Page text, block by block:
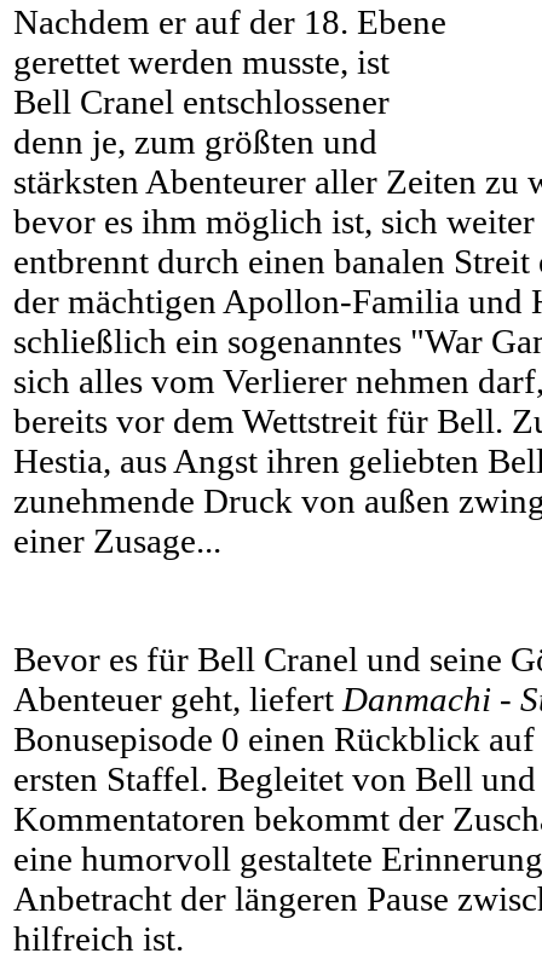
Nachdem er auf der 18. Ebene
gerettet werden musste, ist
Bell Cranel entschlossener
denn je, zum größten und
stärksten Abenteurer aller Zeiten zu
bevor es ihm möglich ist, sich
entbrennt durch einen banalen
der mächtigen Apollon-Familia und
schließlich ein sogenanntes "War
sich alles vom Verlierer nehmen
bereits vor dem Wettstreit für Bell.
Hestia, aus Angst ihren geliebten
zunehmende Druck von außen
einer Zusage...
Bevor es für Bell Cranel und seine
Abenteuer geht, liefert Danmachi -
Bonusepisode 0 einen Rückblick
ersten Staffel. Begleitet von Bell und
Kommentatoren bekommt der
eine humorvoll gestaltete
Anbetracht der längeren Pause
hilfreich ist.